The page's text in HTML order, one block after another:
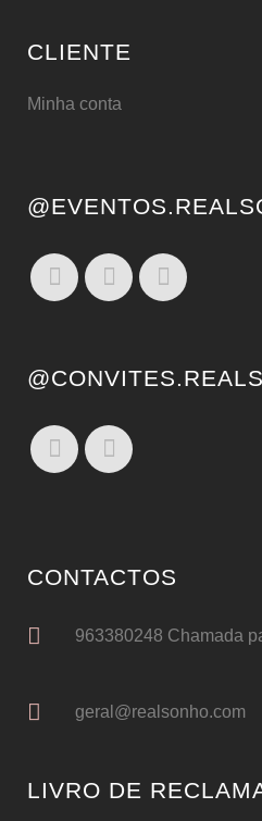
CLIENTE
Minha conta
CONTACTOS
963380248 Chamada
geral@realsonho.com
LIVRO DE